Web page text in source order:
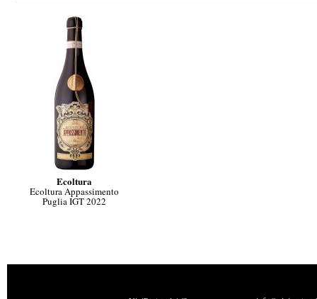
Ecoltura
Ecoltura Appassimento
Puglia IGT 2022